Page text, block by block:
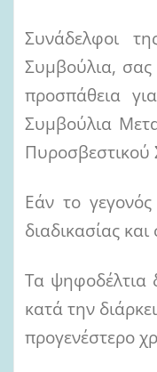
Συνάδελφοι
Συμβούλια,
προσπάθεια
Συμβούλια
Εάν το
διαδικασίας
Τα ψηφοδέλτια
κατά την
προγενέστερο